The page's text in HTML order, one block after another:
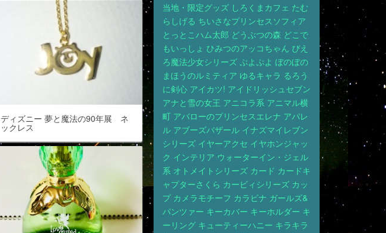
ディズニー 夢と魔法の90年展 ネ
ックレス
当地・限定グッズ しろくまカフェ たむ
らしげる ちいさなプリンセスソフィア
とっとこハム太郎 どうぶつの森 どこで
もいっしょ ひみつのアッコちゃん ぴえ
ろ魔法少女シリーズ ぷよぷよ ぼのぼの
まほうのルミティア ゆるキャラ るろう
に剣心 アイカツ! アイドリッシュセブン
アナと雪の女王 アニコラ系 アニマル横
町 アバローのプリンセスエレナ アパレ
ル アブーズバザール イナズマイレブン
シリーズ イヤーアクセ イヤホンジャッ
ク インテリア ウォーターイン・ジェル
系 オトメイトシリーズ カード カードキ
ャプターさくら カービィシリーズ カッ
プ カメラモチーフ カラビナ ガールズ&
パンツァー キーカバー キーホルダー キ
ーリング キューティーハニー キラキラ